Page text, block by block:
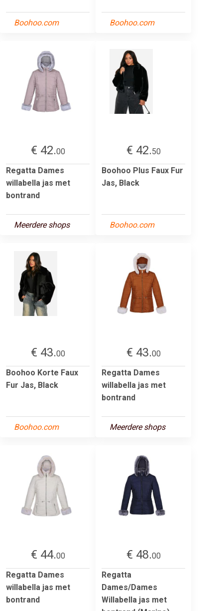
Boohoo.com Boohoo.com
€ 42.00
Regatta Dames
willabella jas met
bontrand
Meerdere shops
€ 42.50
Boohoo Plus Faux Fur
Jas, Black
Boohoo.com
€ 43.00
Boohoo Korte Faux
Fur Jas, Black
Boohoo.com
€ 43.00
Regatta Dames
willabella jas met
bontrand
Meerdere shops
€ 44.00
Regatta Dames
willabella jas met
bontrand
€ 48.00
Regatta
Dames/Dames
Willabella jas met